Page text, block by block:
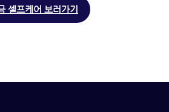
셀프케어 보러가기